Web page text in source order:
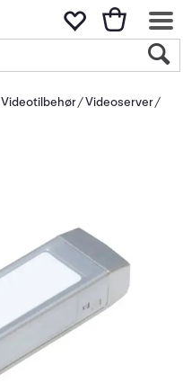
Videotilbehør Videoserver